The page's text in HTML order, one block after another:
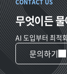
CONTACT US
무엇이든
AI 도입부터 최적
문의하기